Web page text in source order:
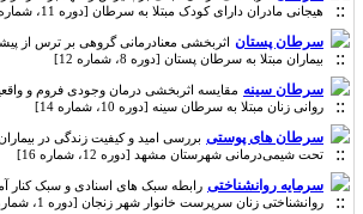
هیجانی مادران دارای کودک مبتلا به سرطان [دوره 11، شماره 15]
سرطان پستان اثربخشی معنادرمانی گروهی بر ترس از
بیماران مبتلا به سرطان پستان [دوره 8، شماره 12]
سرطان سینه‌ مقایسه‌ اثربخشی‌ درمان وجودی فروم و واقعیت
روانی زنان مبتلا به سرطان سینه [دوره 10، شماره 14]
سرطان های پوستی بررسی امید و کیفیت زندگی در بیماران
تحت شیمی‌درمانی شهرستان مشهد [دوره 12، شماره 16]
سرمایه روانشناختی رابطه سبک های اسنادی و سبک کنار
روانشناختی زنان سرپرست خانوار شهر زنجان [دوره 1، شماره 1]